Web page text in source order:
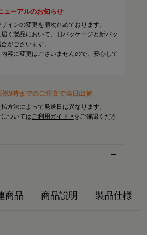
ューアルのお知らせ
インの変更を順次進めております。
く製品において、旧パッケージと新パッ
がございます。
容に変更はございませんので、安心して
9時までのご注文で当日出荷
方法によって発送日は異なります。
ついてはご利用ガイド >をご確認くださ
商品 商品説明 製品仕様